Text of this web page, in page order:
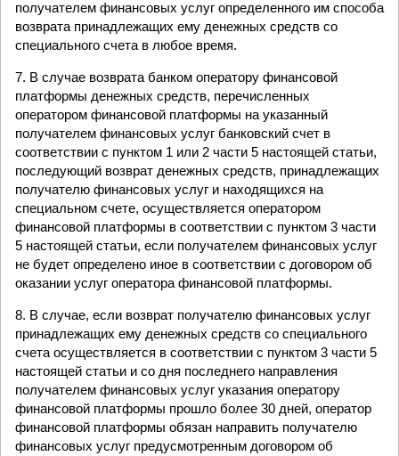
получателем финансовых услуг определенного им способа
возврата принадлежащих ему денежных средств со
специального счета в любое время.
7. В случае возврата банком оператору финансовой
платформы денежных средств, перечисленных
оператором финансовой платформы на указанный
получателем финансовых услуг банковский счет в
соответствии с пунктом 1 или 2 части 5 настоящей статьи,
последующий возврат денежных средств, принадлежащих
получателю финансовых услуг и находящихся на
специальном счете, осуществляется оператором
финансовой платформы в соответствии с пунктом 3 части
5 настоящей статьи, если получателем финансовых услуг
не будет определено иное в соответствии с договором об
оказании услуг оператора финансовой платформы.
8. В случае, если возврат получателю финансовых услуг
принадлежащих ему денежных средств со специального
счета осуществляется в соответствии с пунктом 3 части 5
настоящей статьи и со дня последнего направления
получателем финансовых услуг указания оператору
финансовой платформы прошло более 30 дней, оператор
финансовой платформы обязан направить получателю
финансовых услуг предусмотренным договором об